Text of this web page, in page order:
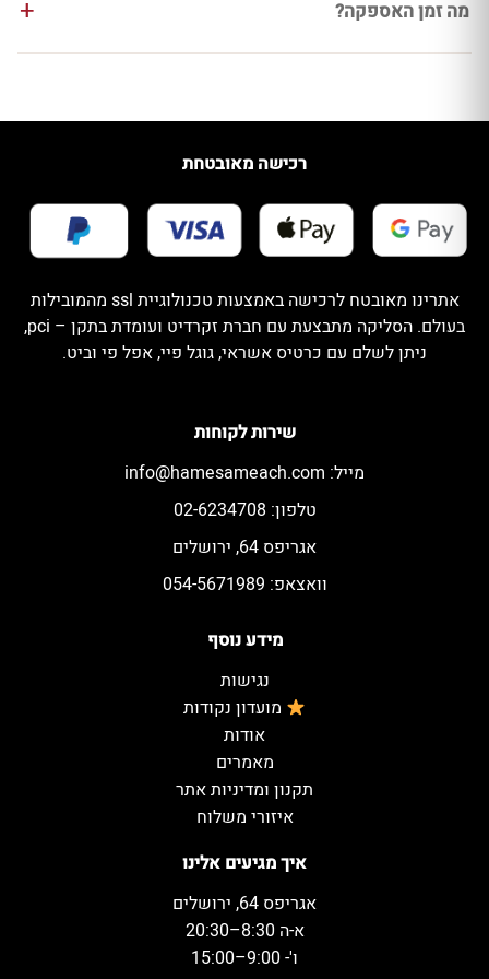
מה זמן האספקה?
איך מגיעים אלינו
אגריפס 64, ירושלים
א-ה 8:30–20:30
ו'- 9:00–15:00
מידע נוסף
נגישות
מועדון נקודות
אודות
מאמרים
תקנון ומדיניות אתר
איזורי משלוח
שירות לקוחות
מייל: info@hamesameach.com
טלפון: 02-6234708
אגריפס 64, ירושלים
וואצאפ: 054-5671989
רכישה מאובטחת
אתרינו מאובטח לרכישה באמצעות טכנולוגיית ssl מהמובילות
בעולם. הסליקה מתבצעת עם חברת זקרדיט ועומדת בתקן – pci,
ניתן לשלם עם כרטיס אשראי, גוגל פיי, אפל פי וביט.